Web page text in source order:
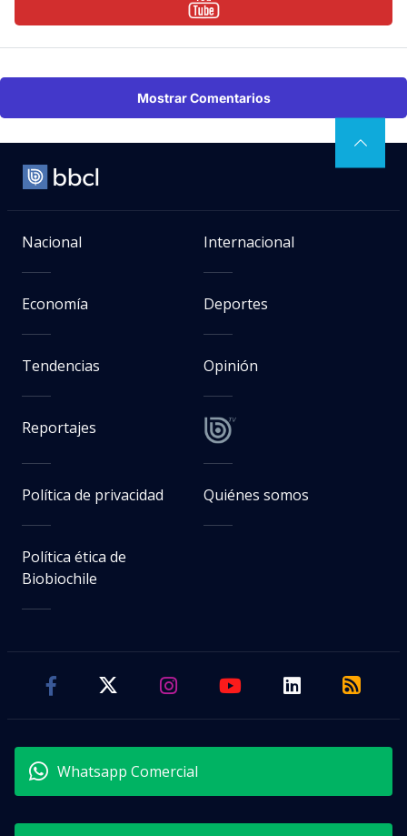
Mostrar Comentarios
Nacional Internacional
Economía Deportes
Tendencias Opinión
Reportajes
Política de privacidad Quiénes somos
Política ética de
Biobiochile
Whatsapp Comercial